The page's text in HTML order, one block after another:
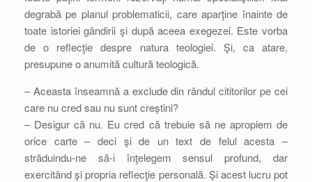
degrabă pe planul problematicii, care aparţine înainte de
toate istoriei gândirii şi după aceea exegezei. Este vorba
de o reflecţie despre natura teologiei. Şi, ca atare,
presupune o anumită cultură teologică.
– Aceasta înseamnă a exclude din rândul cititorilor pe cei
care nu cred sau nu sunt creştini?
– Desigur că nu. Eu cred că trebuie să ne apropiem de
orice carte – deci şi de un text de felul acesta –
străduindu-ne să-i înţelegem sensul profund, dar
exercitând şi propria reflecţie personală. Şi acest lucru pot